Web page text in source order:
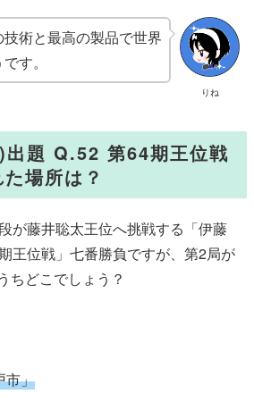
りね
術と最高の製品で世界
す。
題 Q.52 第64期王位戦
場所は？
が藤井聡太王位へ挑戦する「伊藤
王位戦」七番勝負ですが、第2局が
ちどこでしょう？
市」